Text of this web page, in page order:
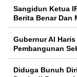
Sangidun Ketua
Berita Benar Dan
​Gubernur Al
Pembangunan
Diduga Bunuh